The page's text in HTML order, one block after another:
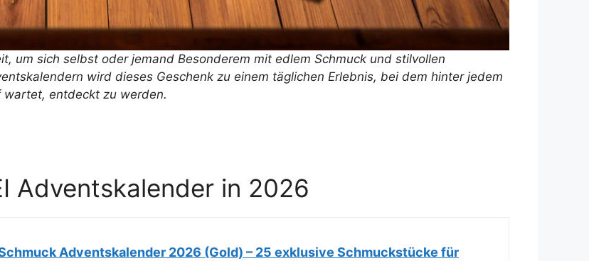
um sich selbst oder jemand Besonderem mit edlem Schmuck und stilvollen
wird dieses Geschenk zu einem täglichen Erlebnis, bei dem hinter jedem
wartet, entdeckt zu werden.
Adventskalender in 2026
Schmuck Adventskalender 2026 (Gold) – 25 exklusive Schmuckstücke für